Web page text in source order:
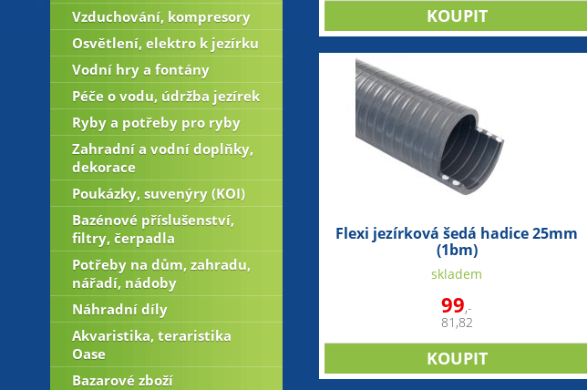
Flexi jezírková šedá hadice 25mm
(1bm)
skladem
99,-
81,82
Vzduchování, kompresory
Osvětlení, elektro k jezírku
Vodní hry a fontány
Péče o vodu, údržba jezírek
Ryby a potřeby pro ryby
Zahradní a vodní doplňky,
dekorace
Poukázky, suvenýry (KOI)
Bazénové příslušenství,
filtry, čerpadla
Potřeby na dům, zahradu,
nářadí, nádoby
Náhradní díly
Akvaristika, teraristika
Oase
Bazarové zboží